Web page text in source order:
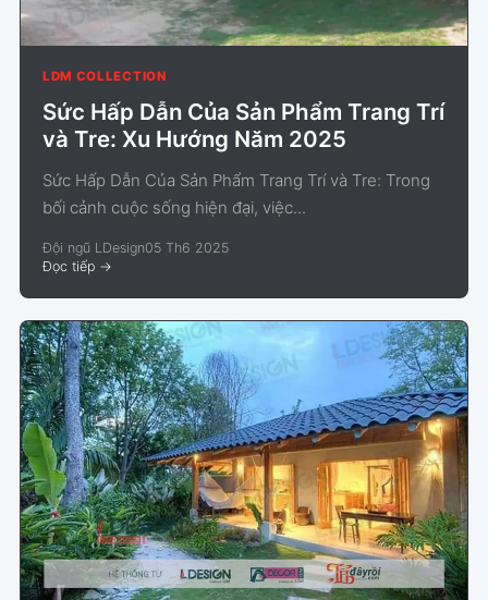
LDM COLLECTION
Sức Hấp Dẫn Của Sản Phẩm Trang Trí
và Tre: Xu Hướng Năm 2025
Sức Hấp Dẫn Của Sản Phẩm Trang Trí và Tre: Trong
bối cảnh cuộc sống hiện đại, việc...
Đội ngũ LDesign05 Th6 2025
Đọc tiếp ->